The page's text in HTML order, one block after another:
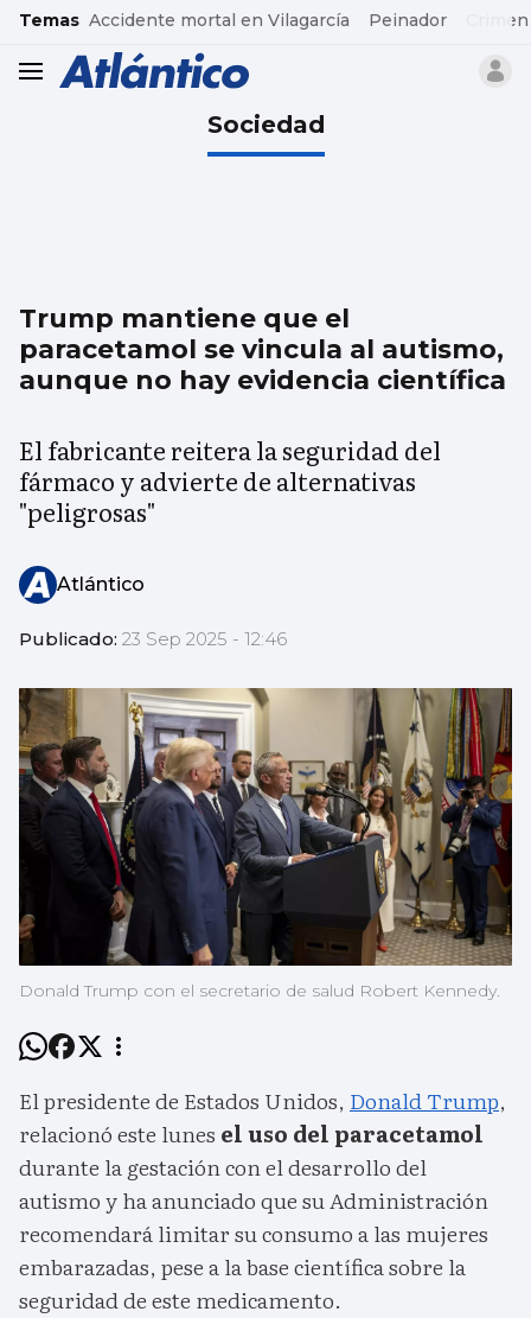
common.go-to-content
Temas Accidente mortal en Vilagarcía Peinador
header.menu.open
Sociedad
Trump mantiene que el
paracetamol se vincula al autismo,
aunque no hay evidencia científica
El fabricante reitera la seguridad del
fármaco y advierte de alternativas
"peligrosas"
Atlántico
Publicado: 23 Sep 2025 - 12:46
Donald Trump con el secretario de salud Robert Kennedy.
El presidente de Estados Unidos, Donald Trump,
relacionó este lunes el uso del paracetamol
durante la gestación con el desarrollo del
autismo y ha anunciado que su Administración
recomendará limitar su consumo a las mujeres
embarazadas, pese a la base científica sobre la
seguridad de este medicamento.